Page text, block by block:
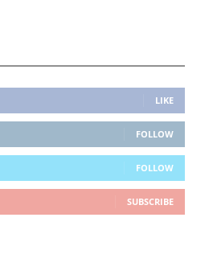
LIKE
FOLLOW
FOLLOW
SUBSCRIBE